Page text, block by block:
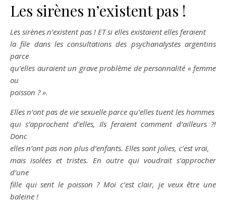
Les sirènes n’existent pas !
Les sirènes n’existent pas ! ET si elles existaient elles feraient
la file dans les consultations des psychanalystes argentins
parce
qu’elles auraient un grave problème de personnalité « femme
ou
poisson ? ».
Elles n’ont pas de vie sexuelle parce qu’elles tuent les hommes
qui s’approchent d’elles, Ils feraient comment d’ailleurs ?!
Donc
elles n’ont pas non plus d’enfants. Elles sont jolies, c’est vrai,
mais isolées et tristes. En outre qui voudrait s’approcher
d’une
fille qui sent le poisson ? Moi c’est clair, je veux être une
baleine !